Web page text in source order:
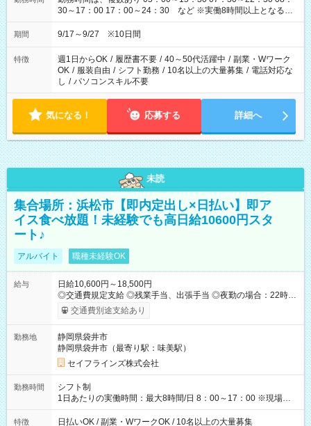
30～17：00 17：00～24：30 など ※実働8時間以上となる勤
務もあります。 【休憩】60分+他休憩あり 交替で取得します。
安全面に配慮しこまめな休憩があります。
期間 9/17～9/27 ※10日間
特徴 週1日からOK / 履歴書不要 / 40～50代活躍中 / 副業・Wワーク
OK / 服装自由 / シフト勤務 / 10名以上の大量募集 / 電話対応な
し / パソコンスキル不要
気になる！ 応募する 詳細へ
未読
集合場所：浜松市【即内定出し×日払い】即ア
イス食べ放題！未経験でも高日給10600円スタ
ート♪
アルバイト 職種未経験OK
給与
日給10,600円～18,500円
◎交通費規定支給 ◎残業手当、出張手当 ◎夜勤の場合：22時～
翌5時は割増給与 ◎日払い・週払い可(希望者／条件有) ◎社食あ
ダブルワークも可能です☺ ◎髪色、ピアス、タトゥーOK おしゃ
れも自由に楽しめます！ 【試用期間】試用期間あり 試用期間の
長さ：3ヶ月 雇用形態、給与は本採用時と同じです。
交通費別途支給あり
勤務地
静岡県袋井市
静岡県袋井市（最寄り駅：味美駅）
セイフラインズ株式会社
勤務時間
シフト制
1日あたりの実働時間：最大8時間/日 8：00～17：00 ※現場によ
っては多少時間は前後します ▶残業ほとんどなし！ ▶時間より
早く終わることの方が多いと思います。現場によっては午前中
特徴 日払いOK / 副業・WワークOK / 10名以上の大量募集